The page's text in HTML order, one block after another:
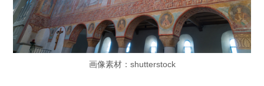
画像素材：shutterstock